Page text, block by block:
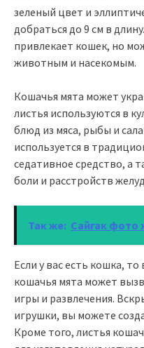
зеленый цвет и
добраться до 9 см в
привлекает кошек, но
животным и насекомым.
Кошачья мята может
листья используются в
блюд из мяса, рыбы и
используется в
седативное средство, а
боли и расстройств
Так же: Сайгак фото
Если у вас есть кошка,
кошачья мята может
игры и развлечения.
игрушки, вы можете
Кроме того, листья